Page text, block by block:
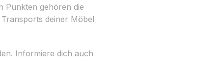
Punkten gehören die
deiner Möbel
Informiere dich auch